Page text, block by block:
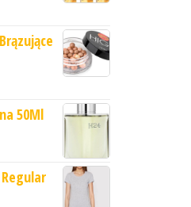
50Ml
Regular